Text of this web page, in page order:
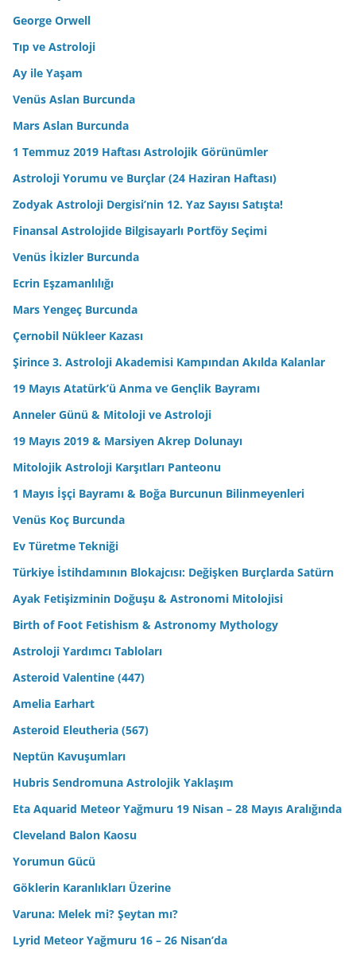
George Orwell
Tıp ve Astroloji
Ay ile Yaşam
Venüs Aslan Burcunda
Mars Aslan Burcunda
1 Temmuz 2019 Haftası Astrolojik Görünümler
Astroloji Yorumu ve Burçlar (24 Haziran Haftası)
Zodyak Astroloji Dergisi’nin 12. Yaz Sayısı Satışta!
Finansal Astrolojide Bilgisayarlı Portföy Seçimi
Venüs İkizler Burcunda
Ecrin Eşzamanlılığı
Mars Yengeç Burcunda
Çernobil Nükleer Kazası
Şirince 3. Astroloji Akademisi Kampından Akılda Kalanlar
19 Mayıs Atatürk’ü Anma ve Gençlik Bayramı
Anneler Günü & Mitoloji ve Astroloji
19 Mayıs 2019 & Marsiyen Akrep Dolunayı
Mitolojik Astroloji Karşıtları Panteonu
1 Mayıs İşçi Bayramı & Boğa Burcunun Bilinmeyenleri
Venüs Koç Burcunda
Ev Türetme Tekniği
Türkiye İstihdamının Blokajcısı: Değişken Burçlarda Satürn
Ayak Fetişizminin Doğuşu & Astronomi Mitolojisi
Birth of Foot Fetishism & Astronomy Mythology
Astroloji Yardımcı Tabloları
Asteroid Valentine (447)
Amelia Earhart
Asteroid Eleutheria (567)
Neptün Kavuşumları
Hubris Sendromuna Astrolojik Yaklaşım
Eta Aquarid Meteor Yağmuru 19 Nisan – 28 Mayıs Aralığında
Cleveland Balon Kaosu
Yorumun Gücü
Göklerin Karanlıkları Üzerine
Varuna: Melek mi? Şeytan mı?
Lyrid Meteor Yağmuru 16 – 26 Nisan’da